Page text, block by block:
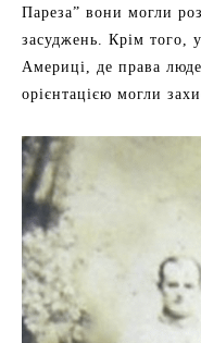
Пареза” вони могли
засуджень. Крім того,
Америці, де права
орієнтацією могли